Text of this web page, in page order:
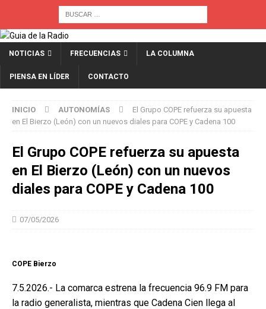
NOTICIAS FRECUENCIAS LA COLUMNA
PIENSA EN LÍDER CONTACTO
INICIO AUTONOMÍAS
El Grupo COPE refuerza su apuesta
en El Bierzo (León) con un nuevos diales para COPE y Cadena 100
El Grupo COPE refuerza su apuesta
en El Bierzo (León) con un nuevos
diales para COPE y Cadena 100
07/05/2026
COPE Bierzo
7.5.2026.- La comarca estrena la frecuencia 96.9 FM para
la radio generalista, mientras que Cadena Cien llega al